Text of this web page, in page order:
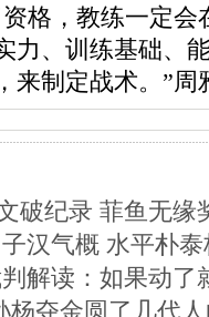
格，教练一定会
力、训练基础、
来制定战术。”周
破纪录 菲鱼无缘
汉气概 水平朴
解读：如果动了
杨夺金圆了几代